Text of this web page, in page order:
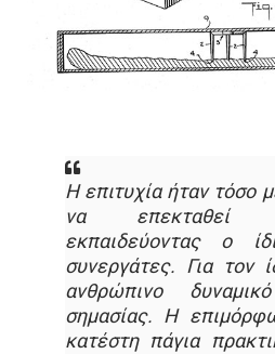
Η επιτυχία ήταν τόσο
να επεκταθεί
εκπαιδεύοντας ο
συνεργάτες. Για τον
ανθρώπινο
σημασίας. Η
κατέστη πάγια